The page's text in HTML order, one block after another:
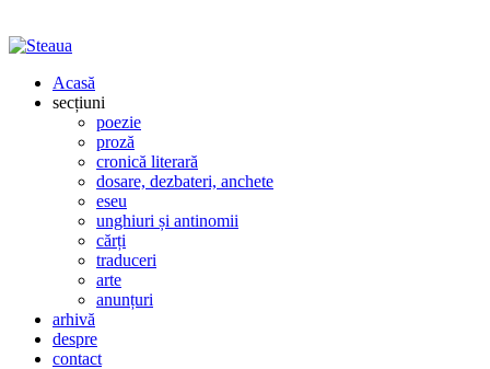
Acasă
secțiuni
poezie
proză
cronică literară
dosare, dezbateri, anchete
eseu
unghiuri și antinomii
cărți
traduceri
arte
anunțuri
arhivă
despre
contact